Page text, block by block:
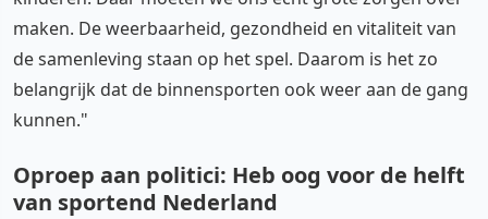
maken. De weerbaarheid, gezondheid en vitaliteit van
de samenleving staan op het spel. Daarom is het zo
belangrijk dat de binnensporten ook weer aan de gang
kunnen."
Oproep aan politici: Heb oog voor de helft
van sportend Nederland